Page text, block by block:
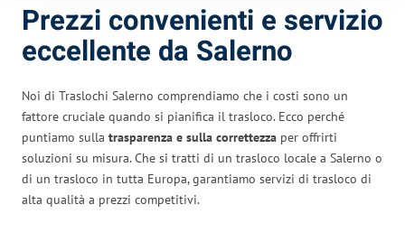
Prezzi convenienti e servizio
eccellente da Salerno
Noi di Traslochi Salerno comprendiamo che i costi sono un
fattore cruciale quando si pianifica il trasloco. Ecco perché
puntiamo sulla trasparenza e sulla correttezza per offrirti
soluzioni su misura. Che si tratti di un trasloco locale a Salerno o
di un trasloco in tutta Europa, garantiamo servizi di trasloco di
alta qualità a prezzi competitivi.